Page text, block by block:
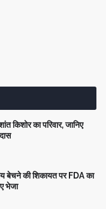
किशोर का परिवार, जानिए
बेचने की शिकायत पर FDA का
भेजा